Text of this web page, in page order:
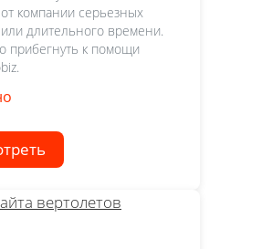
компании серьезных
длительного времени.
прибегнуть к помощи